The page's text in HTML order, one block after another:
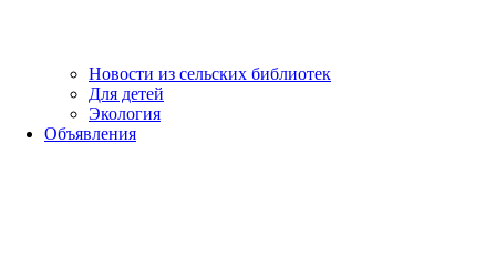
Новости из сельских библиотек
Для детей
Экология
Объявления